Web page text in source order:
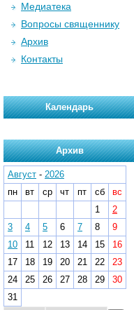
Медиатека
Вопросы священнику
Архив
Контакты
Календарь
Архив
Август - 2026
пн
вт ср чт пт сб
вс
1
2
3
4 5 6 7 8
9
10
11 12 13 14 15
16
17
18 19 20 21 22
23
24
25 26 27 28 29
30
31